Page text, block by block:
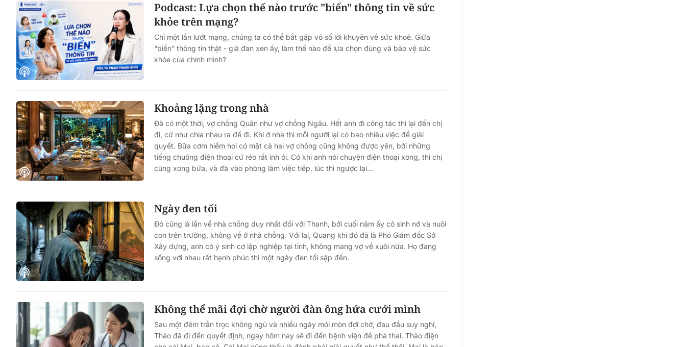
Podcast: Lựa chọn thế nào trước "biển" thông tin về sức
khỏe trên mạng?
Chỉ một lần lướt mạng, chúng ta có thể bắt gặp vô số lời khuyên về sức khoẻ. Giữa
“biển” thông tin thật - giả đan xen ấy, làm thế nào để lựa chọn đúng và bảo vệ sức
khỏe của chính mình?
Khoảng lặng trong nhà
Đã có một thời, vợ chồng Quân như vợ chồng Ngâu. Hết anh đi công tác thì lại đến chị
đi, cứ như chia nhau ra để đi. Khi ở nhà thì mỗi người lại có bao nhiêu việc để giải
quyết. Bữa cơm hiếm hoi có mặt cả hai vợ chồng cũng không được yên, bởi những
tiếng chuông điện thoại cứ réo rắt inh ỏi. Có khi anh nói chuyện điện thoại xong, thì chị
cũng xong bữa, và đã vào phòng làm việc tiếp, lúc thì ngược lại...
Ngày đen tối
Đó cũng là lần về nhà chồng duy nhất đối với Thanh, bởi cuối năm ấy cô sinh nở và nuôi
con trên trường, không về ở nhà chồng. Với lại, Quang khi đó đã là Phó Giám đốc Sở
Xây dựng, anh có ý sinh cơ lập nghiệp tại tỉnh, không mang vợ về xuôi nữa. Họ đang
sống với nhau rất hạnh phúc thì một ngày đen tối sập đến.
Không thể mãi đợi chờ người đàn ông hứa cưới mình
Sau một đêm trằn trọc không ngủ và nhiều ngày mỏi mòn đợi chờ, đau đầu suy nghĩ,
Thảo đã đi đến quyết định, ngay hôm nay sẽ đi đến bệnh viện để phá thai. Thảo điện